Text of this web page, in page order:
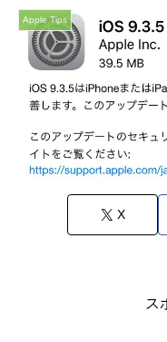
Apple Tips
X
ス